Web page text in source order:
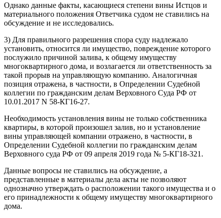
Однако данные факты, касающиеся степени вины Истцов и
материального положения Ответчика судом не ставились на
обсуждение и не исследовались.
3) Для правильного разрешения спора суду надлежало
установить, относится ли имущество, повреждение которого
послужило причиной залива, к общему имуществу
многоквартирного дома, и возлагается ли ответственность за
такой прорыв на управляющую компанию. Аналогичная
позиция отражена, в частности, в Определении Судебной
коллегии по гражданским делам Верховного Суда РФ от
10.01.2017 N 58-КГ16-27.
Необходимость установления вины не только собственника
квартиры, в которой произошел залив, но и установление
вины управляющей компании отражено, в частности, в
Определении Судебной коллегии по гражданским делам
Верховного суда РФ от 09 апреля 2019 года № 5-КГ18-321.
Данные вопросы не ставились на обсуждение, а
представленные в материалы дела акты не позволяют
однозначно утверждать о расположении такого имущества и о
его принадлежности к общему имуществу многоквартирного
дома.